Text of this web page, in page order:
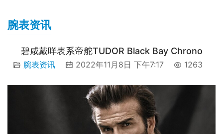
腕表资讯
碧咸戴咩表系帝舵TUDOR Black Bay Chrono
腕表资讯 2022年11月8日 下午7:17 1263